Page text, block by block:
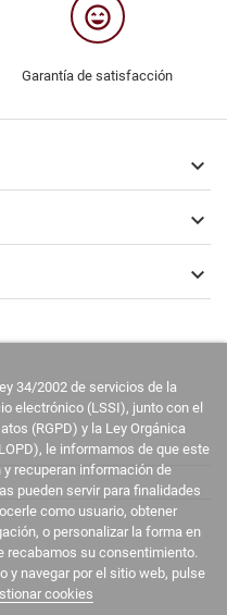
sentiment_very_satisfied
Garantía de satisfacción



34/2002 de servicios de la
electrónico (LSSI), junto con el
(RGPD) y la Ley Orgánica
le informamos de que este
recuperan información de
pueden servir para finalidades
como usuario, obtener
o personalizar la forma en
recabamos su consentimiento.
y navegar por el sitio web, pulse
cookies